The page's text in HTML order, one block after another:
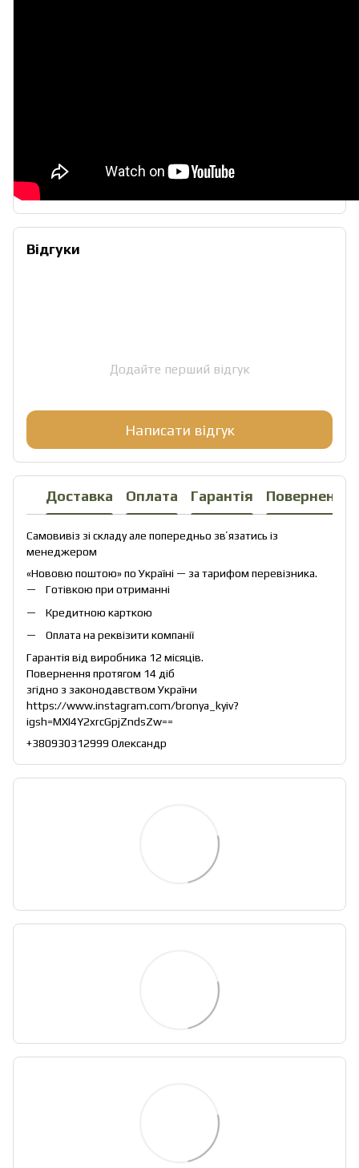
Відгуки
Додайте перший відгук
Написати відгук
Доставка Оплата Гарантія Повернення
Самовивіз зі складу але попередньо звʼязатись із
менеджером
«Нововю поштою» по Україні — за тарифом перевізника.
Готівкою при отриманні
Кредитною карткою
Оплата на реквізити компанії
Гарантія від виробника 12 місяців.
Повернення протягом 14 діб
згідно з законодавством України
https://www.instagram.com/bronya_kyiv?
igsh=MXI4Y2xrcGpjZndsZw==
+380930312999 Олександр